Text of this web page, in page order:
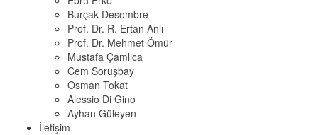
Burçak Desombre
Prof. Dr. R. Ertan Anlı
Prof. Dr. Mehmet Ömür
Mustafa Çamlıca
Cem Soruşbay
Osman Tokat
Alessio Di Gino
Ayhan Güleyen
İletişim